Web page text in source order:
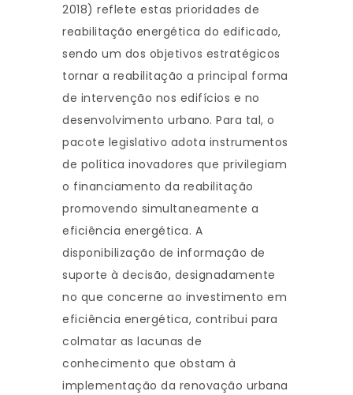
2018) reflete estas prioridades de
reabilitação energética do edificado,
sendo um dos objetivos estratégicos
tornar a reabilitação a principal forma
de intervenção nos edifícios e no
desenvolvimento urbano. Para tal, o
pacote legislativo adota instrumentos
de política inovadores que privilegiam
o financiamento da reabilitação
promovendo simultaneamente a
eficiência energética. A
disponibilização de informação de
suporte à decisão, designadamente
no que concerne ao investimento em
eficiência energética, contribui para
colmatar as lacunas de
conhecimento que obstam à
implementação da renovação urbana